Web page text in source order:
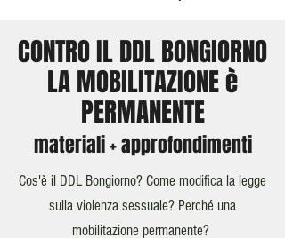
CONTRO IL DDL BONGIORNO
LA MOBILITAZIONE è
PERMANENTE
materiali + approfondimenti
Cos'è il DDL Bongiorno? Come modifica la legge
sulla violenza sessuale? Perché una
mobilitazione permanente?